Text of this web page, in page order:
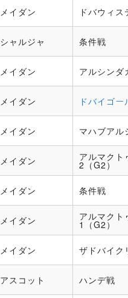
メイダン ドバウィス
シャルジャ 条件戦
メイダン アルシンダ
メイダン ドバイゴー
メイダン マハブアル
メイダン アルマクト
2（G2）
メイダン 条件戦
メイダン アルマクト
1（G2）
メイダン ザドバイク
アスコット ハンデ戦